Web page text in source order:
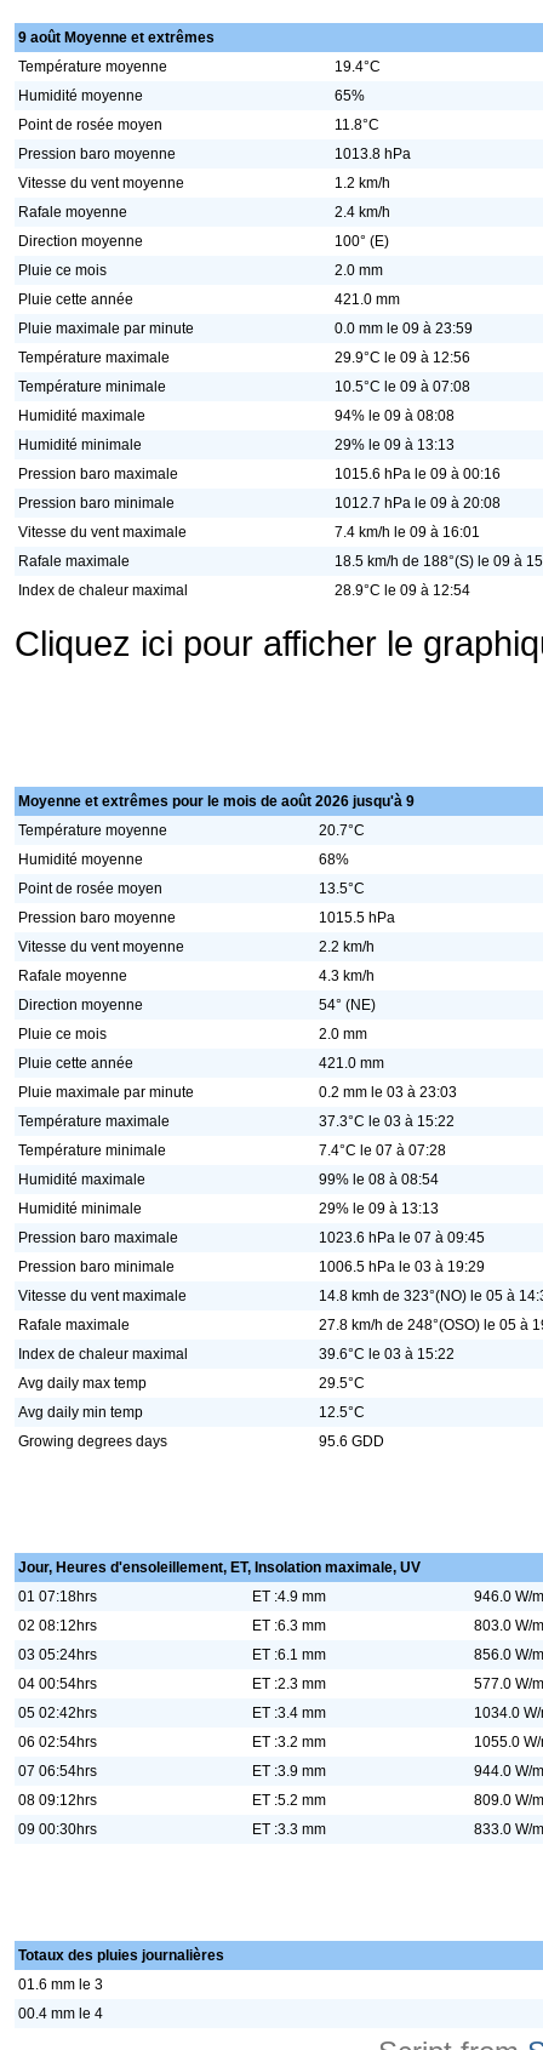
9 août Moyenne et extrêmes
Température moyenne
19.4°C
Humidité moyenne
65%
Point de rosée moyen
11.8°C
Pression baro moyenne
1013.8 hPa
Vitesse du vent moyenne
1.2 km/h
Rafale moyenne
2.4 km/h
Direction moyenne
100° (E)
Pluie ce mois
2.0 mm
Pluie cette année
421.0 mm
Pluie maximale par minute
0.0 mm le 09 à 23:59
Température maximale
29.9°C le 09 à 12:56
Température minimale
10.5°C le 09 à 07:08
Humidité maximale
94% le 09 à 08:08
Humidité minimale
29% le 09 à 13:13
Pression baro maximale
1015.6 hPa le 09 à 00:16
Pression baro minimale
1012.7 hPa le 09 à 20:08
Vitesse du vent maximale
7.4 km/h le 09 à 16:01
Rafale maximale
18.5 km/h de 188°(S) le 09 à
Index de chaleur maximal
28.9°C le 09 à 12:54
Cliquez ici pour afficher le
Moyenne et extrêmes pour le mois de août 2026 jusqu'à 9
Température moyenne
20.7°C
Humidité moyenne
68%
Point de rosée moyen
13.5°C
Pression baro moyenne
1015.5 hPa
Vitesse du vent moyenne
2.2 km/h
Rafale moyenne
4.3 km/h
Direction moyenne
54° (NE)
Pluie ce mois
2.0 mm
Pluie cette année
421.0 mm
Pluie maximale par minute
0.2 mm le 03 à 23:03
Température maximale
37.3°C le 03 à 15:22
Température minimale
7.4°C le 07 à 07:28
Humidité maximale
99% le 08 à 08:54
Humidité minimale
29% le 09 à 13:13
Pression baro maximale
1023.6 hPa le 07 à 09:45
Pression baro minimale
1006.5 hPa le 03 à 19:29
Vitesse du vent maximale
14.8 kmh de 323°(NO) le 05 à
Rafale maximale
27.8 km/h de 248°(OSO) le 05 à
Index de chaleur maximal
39.6°C le 03 à 15:22
Avg daily max temp
29.5°C
Avg daily min temp
12.5°C
Growing degrees days
95.6 GDD
Jour, Heures d'ensoleillement, ET, Insolation maximale, UV
01 07:18hrs
ET :4.9 mm
946.0 W/
02 08:12hrs
ET :6.3 mm
803.0 W/
03 05:24hrs
ET :6.1 mm
856.0 W/
04 00:54hrs
ET :2.3 mm
577.0 W/
05 02:42hrs
ET :3.4 mm
1034.0 W/
06 02:54hrs
ET :3.2 mm
1055.0 W/
07 06:54hrs
ET :3.9 mm
944.0 W/
08 09:12hrs
ET :5.2 mm
809.0 W/
09 00:30hrs
ET :3.3 mm 833.0 W/
Totaux des pluies journalières
01.6 mm le 3
00.4 mm le 4